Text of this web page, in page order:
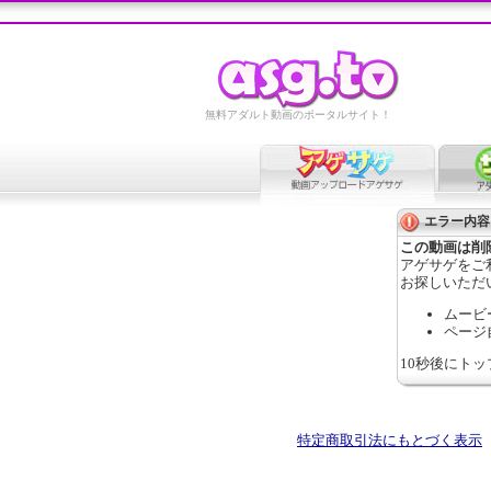
無料アダルト動画のポータルサイト！
エラー内容
この動画は削
アゲサゲをご
お探しいただ
ムービ
ページ
10秒後にト
特定商取引法にもとづく表示